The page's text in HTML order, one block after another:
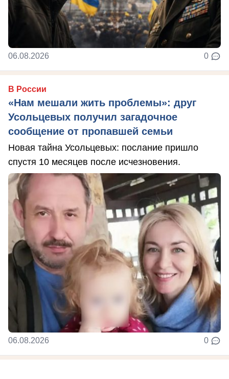
06.08.2026 0
В России
«Нам мешали жить проблемы»: друг
Усольцевых получил загадочное
сообщение от пропавшей семьи
Новая тайна Усольцевых: послание пришло
спустя 10 месяцев после исчезновения.
06.08.2026 0